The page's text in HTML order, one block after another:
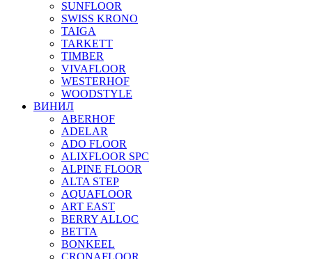
SUNFLOOR
SWISS KRONO
TAIGA
TARKETT
TIMBER
VIVAFLOOR
WESTERHOF
WOODSTYLE
ВИНИЛ
ABERHOF
ADELAR
ADO FLOOR
ALIXFLOOR SPC
ALPINE FLOOR
ALTA STEP
AQUAFLOOR
ART EAST
BERRY ALLOC
BETTA
BONKEEL
CRONAFLOOR